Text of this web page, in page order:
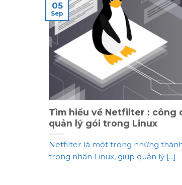
Tìm hiểu về Netfilter : công
quản lý gói trong Linux
Netfilter là một trong những
trong nhân Linux, giúp quản lý [...]
05
Sep